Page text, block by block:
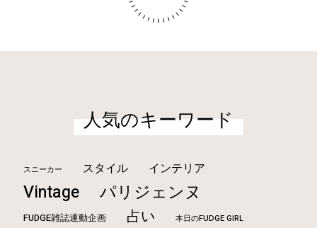
人気のキーワード
スニーカー スタイル インテリア
Vintage パリジェンヌ
FUDGE雑誌連動企画 占い 本日のFUDGE GIRL